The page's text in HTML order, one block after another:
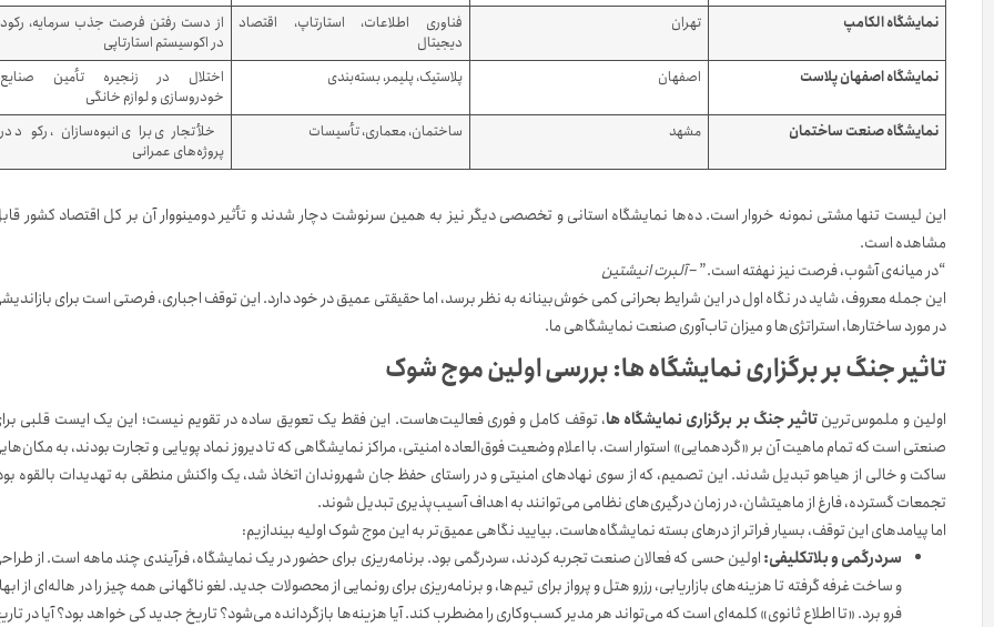
نمایشگاه الکامپ
تهران
فناوری اطلاعات، استارتاپ، اقتصاد
دیجیتال
از دست رفتن فرصت جذب سرمایه، رکود
در اکوسیستم استارتاپی
نمایشگاه اصفهان پلاست
اصفهان پلاستیک، پلیمر، بسته‌بندی
اختلال در زنجیره تأمین صنایع
خودروسازی و لوازم خانگی
نمایشگاه صنعت ساختمان
مشهد ساختمان، معماری، تأسیسات
خلأ تجاری برای انبوه‌سازان، رکود در
پروژه‌های عمرانی
این لیست تنها مشتی نمونه خروار است. ده‌ها نمایشگاه استانی و تخصصی دیگر نیز به همین سرنوشت دچار شدند و تأثیر دومینووار آن بر کل اقتصاد کشور
مشاهده است.
“در میانه‌ی آشوب، فرصت نیز نهفته است.” –آلبرت انیشتین
این جمله معروف، شاید در نگاه اول در این شرایط بحرانی کمی خوش‌بینانه به نظر برسد، اما حقیقتی عمیق در خود دارد. این توقف اجباری، فرصتی است برای
در مورد ساختارها، استراتژی‌ها و میزان تاب‌آوری صنعت نمایشگاهی ما.
تاثیر جنگ بر برگزاری نمایشگاه ها: بررسی اولین موج شوک
اولین و ملموس‌ترینتاثیر جنگ بر برگزاری نمایشگاه ها، توقف کامل و فوری فعالیت‌هاست. این فقط یک تعویق ساده در تقویم نیست؛ این یک ایست قلبی
صنعتی است که تمام ماهیت آن بر «گردهمایی» استوار است. با اعلام وضعیت فوق‌العاده امنیتی، مراکز نمایشگاهی که تا دیروز نماد پویایی و تجارت بودند، به
ساکت و خالی از هیاهو تبدیل شدند. این تصمیم، که از سوی نهادهای امنیتی و در راستای حفظ جان شهروندان اتخاذ شد، یک واکنش منطقی به تهدیدات بالقوه
تجمعات گسترده، فارغ از ماهیتشان، در زمان درگیری‌های نظامی می‌توانند به اهداف آسیب‌پذیری تبدیل شوند.
اما پیامدهای این توقف، بسیار فراتر از درهای بسته نمایشگاه‌هاست. بیایید نگاهی عمیق‌تر به این موج شوک اولیه بیندازیم:
سردرگمی و بلاتکلیفی:اولین حسی که فعالان صنعت تجربه کردند، سردرگمی بود. برنامه‌ریزی برای حضور در یک نمایشگاه، فرآیندی چند ماهه است. از
و ساخت غرفه گرفته تا هزینه‌های بازاریابی، رزرو هتل و پرواز برای تیم‌ها، و برنامه‌ریزی برای رونمایی از محصولات جدید. لغو ناگهانی همه چیز را در هاله‌ای از
فرو برد. «تا اطلاع ثانوی» کلمه‌ای است که می‌تواند هر مدیر کسب‌وکاری را مضطرب کند. آیا هزینه‌ها بازگردانده می‌شود؟ تاریخ جدید کی خواهد بود؟ آیا در